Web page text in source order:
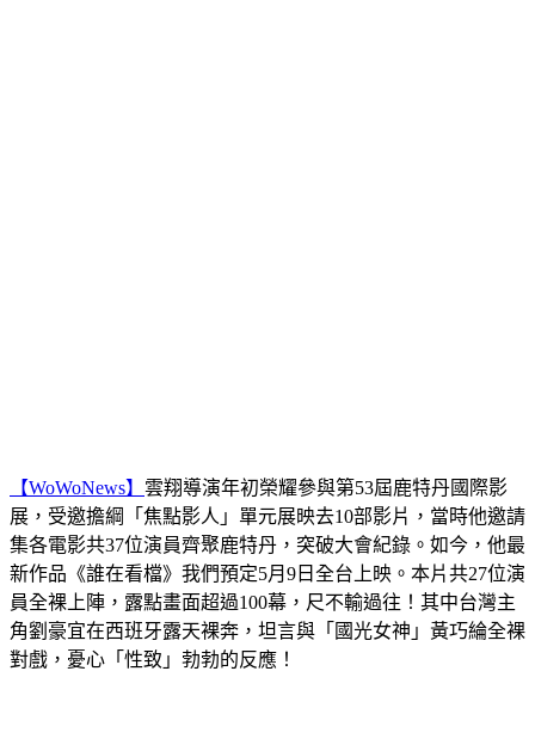
【WoWoNews】 雲翔導演年初榮耀參與第53屆鹿特丹國際影
展，受邀擔綱「焦點影人」單元展映去10部影片，當時他邀請
集各電影共37位演員齊聚鹿特丹，突破大會紀錄。如今，他最
新作品《誰在看檔》我們預定5月9日全台上映。本片共27位演
員全裸上陣，露點畫面超過100幕，尺不輸過往！其中台灣主
角劉豪宜在西班牙露天裸奔，坦言與「國光女神」黃巧綸全裸
對戲，憂心「性致」勃勃的反應！